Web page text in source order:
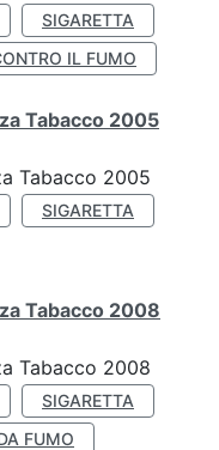
SIGARETTA
IL FUMO
Tabacco 2005
Tabacco 2005
SIGARETTA
Tabacco 2008
Tabacco 2008
SIGARETTA
FUMO